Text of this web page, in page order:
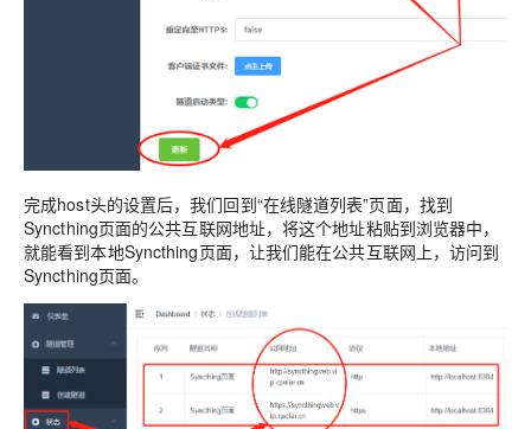
完成host头的设置后，我们回到“在线隧道列表”页面，找到
Syncthing页面的公共互联网地址，将这个地址粘贴到浏览器中，
就能看到本地Syncthing页面，让我们能在公共互联网上，访问到
Syncthing页面。